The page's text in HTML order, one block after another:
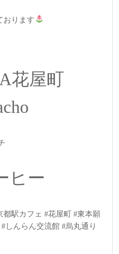
おります
花屋町
ヒー
都駅カフェ #花屋町 #東本願
しんらん交流館 #烏丸通り